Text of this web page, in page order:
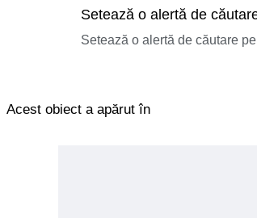
Setează o alertă de
Setează o alertă de căutare
Acest obiect a apărut în